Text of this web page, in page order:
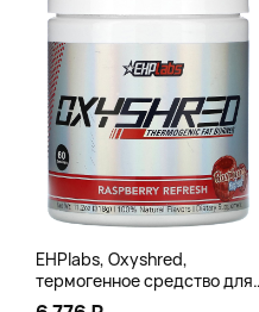
EHPlabs, Oxyshred,
термогенное средство для
сжигания жира, малиновое